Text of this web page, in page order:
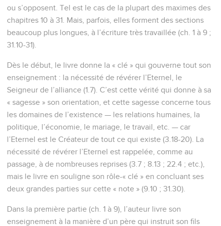
ou s’opposent. Tel est le cas de la plupart des maximes des
chapitres 10 à 31. Mais, parfois, elles forment des sections
beaucoup plus longues, à l’écriture très travaillée (ch. 1 à 9 ;
31.10-31).
Dès le début, le livre donne la « clé » qui gouverne tout son
enseignement : la nécessité de révérer l’Eternel, le
Seigneur de l’alliance (1.7). C’est cette vérité qui donne à sa
« sagesse » son orientation, et cette sagesse concerne tous
les domaines de l’existence — les relations humaines, la
politique, l’économie, le mariage, le travail, etc. — car
l’Eternel est le Créateur de tout ce qui existe (3.18-20). La
nécessité de révérer l’Eternel est rappelée, comme au
passage, à de nombreuses reprises (3.7 ; 8.13 ; 22.4 ; etc.),
mais le livre en souligne son rôle-« clé » en concluant ses
deux grandes parties sur cette « note » (9.10 ; 31.30).
Dans la première partie (ch. 1 à 9), l’auteur livre son
enseignement à la manière d’un père qui instruit son fils